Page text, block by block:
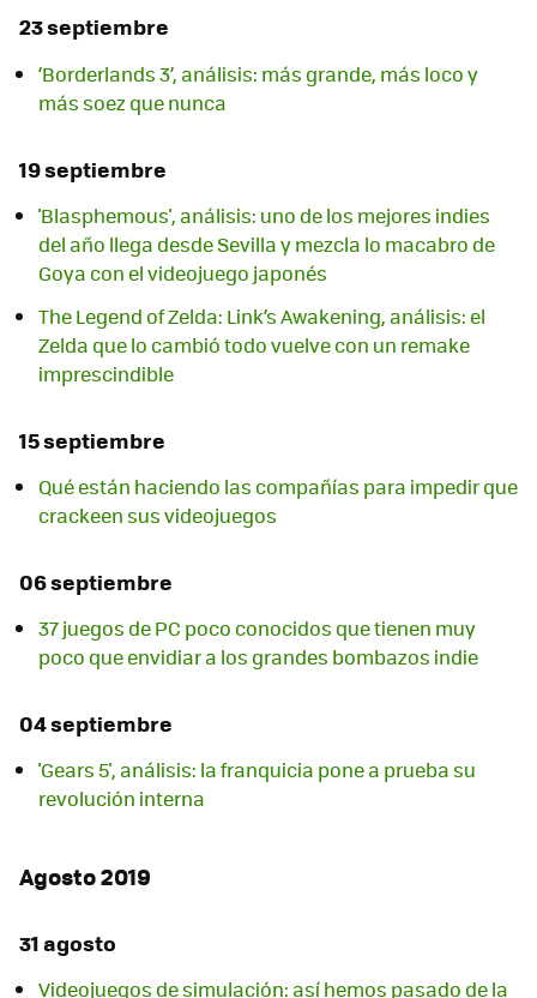
23 septiembre
‘Borderlands 3’, análisis: más grande, más loco y
más soez que nunca
19 septiembre
'Blasphemous', análisis: uno de los mejores indies
del año llega desde Sevilla y mezcla lo macabro de
Goya con el videojuego japonés
The Legend of Zelda: Link’s Awakening, análisis: el
Zelda que lo cambió todo vuelve con un remake
imprescindible
15 septiembre
Qué están haciendo las compañías para impedir que
crackeen sus videojuegos
06 septiembre
37 juegos de PC poco conocidos que tienen muy
poco que envidiar a los grandes bombazos indie
04 septiembre
'Gears 5', análisis: la franquicia pone a prueba su
revolución interna
Agosto 2019
31 agosto
Videojuegos de simulación: así hemos pasado de la